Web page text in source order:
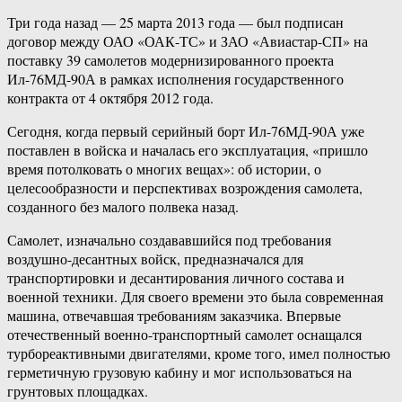
Три года назад — 25 марта 2013 года — был подписан
договор между ОАО «ОАК-ТС» и ЗАО «Авиастар-СП» на
поставку 39 самолетов модернизированного проекта
Ил-76МД-90А в рамках исполнения государственного
контракта от 4 октября 2012 года.
Сегодня, когда первый серийный борт Ил-76МД-90А уже
поставлен в войска и началась его эксплуатация, «пришло
время потолковать о многих вещах»: об истории, о
целесообразности и перспективах возрождения самолета,
созданного без малого полвека назад.
Самолет, изначально создававшийся под требования
воздушно-десантных войск, предназначался для
транспортировки и десантирования личного состава и
военной техники. Для своего времени это была современная
машина, отвечавшая требованиям заказчика. Впервые
отечественный военно-транспортный самолет оснащался
турбореактивными двигателями, кроме того, имел полностью
герметичную грузовую кабину и мог использоваться на
грунтовых площадках.